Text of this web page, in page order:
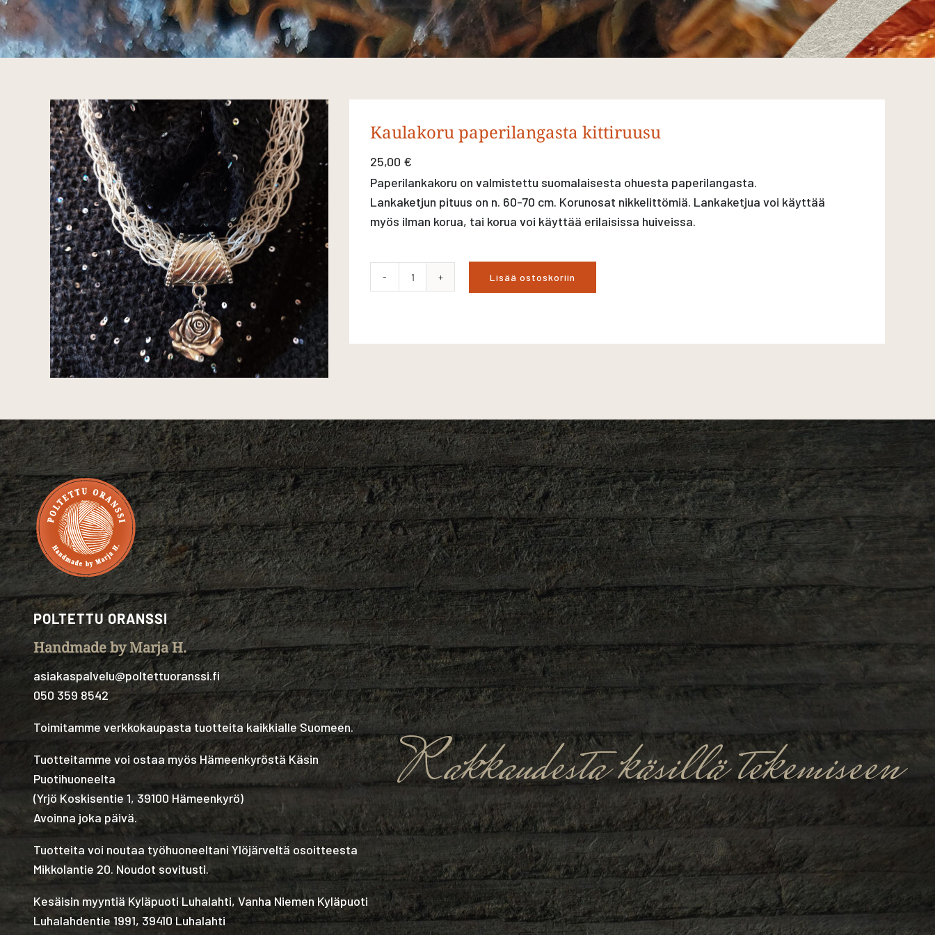
Kaulakoru paperilangasta kittiruusu
25,00 €
Paperilankakoru on valmistettu suomalaisesta ohuesta paperilangasta.
Lankaketjun pituus on n. 60-70 cm. Korunosat nikkelittömiä. Lankaketjua voi käyttää
myös ilman korua, tai korua voi käyttää erilaisissa huiveissa.
Kaulakoru
määrä
Lisää ostoskoriin
POLTETTU ORANSSI
Handmade by Marja H.
asiakaspalvelu@poltettuoranssi.fi
050 359 8542
Toimitamme verkkokaupasta tuotteita kaikkialle Suomeen.
Tuotteitamme voi ostaa myös Hämeenkyröstä Käsin
Puotihuoneelta
(Yrjö Koskisentie 1, 39100 Hämeenkyrö)
Avoinna joka päivä.
Tuotteita voi noutaa työhuoneeltani Ylöjärveltä osoitteesta
Mikkolantie 20. Noudot sovitusti.
Kesäisin myyntiä Kyläpuoti Luhalahti, Vanha Niemen Kyläpuoti
Luhalahdentie 1991, 39410 Luhalahti
Rakkaudesta käsillä tekemiseen